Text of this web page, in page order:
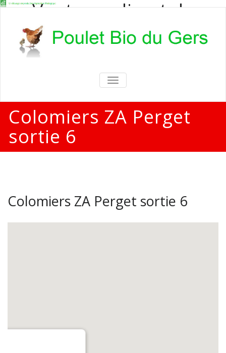
Vente en direct de
poulets bio
Vente en direct de poulets bio aux
particuliers et professionnels
TOGGLE
NAVIGATION
Colomiers ZA Perget
sortie 6
Colomiers ZA Perget sortie 6